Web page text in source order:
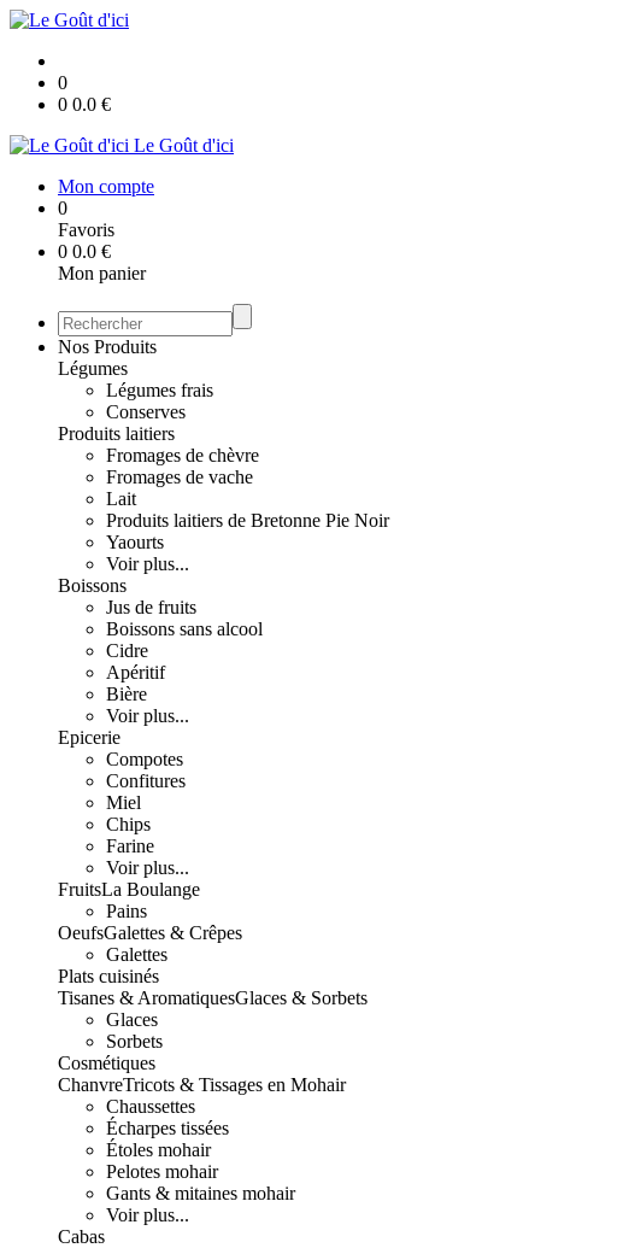
0
0 0.0 €
Le Goût d'ici
Mon compte
0
Favoris
0 0.0 €
Mon panier
Nos Produits
Légumes
Légumes frais
Conserves
Produits laitiers
Fromages de chèvre
Fromages de vache
Lait
Produits laitiers de Bretonne Pie Noir
Yaourts
Voir plus...
Boissons
Jus de fruits
Boissons sans alcool
Cidre
Apéritif
Bière
Voir plus...
Epicerie
Compotes
Confitures
Miel
Chips
Farine
Voir plus...
FruitsLa Boulange
Pains
OeufsGalettes & Crêpes
Galettes
Plats cuisinés
Tisanes & AromatiquesGlaces & Sorbets
Glaces
Sorbets
Cosmétiques
ChanvreTricots & Tissages en Mohair
Chaussettes
Écharpes tissées
Étoles mohair
Pelotes mohair
Gants & mitaines mohair
Voir plus...
Cabas